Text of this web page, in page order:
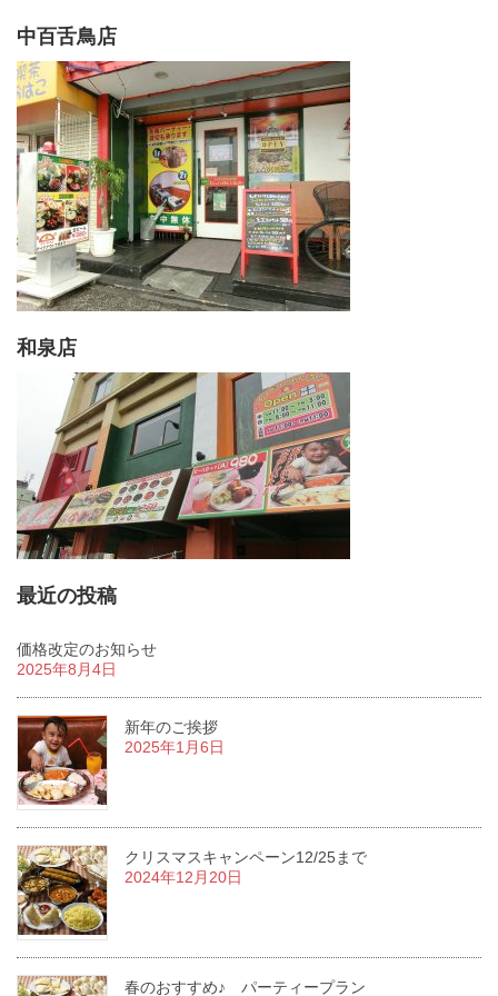
中百舌鳥店
和泉店
最近の投稿
価格改定のお知らせ
2025年8月4日
新年のご挨拶
2025年1月6日
クリスマスキャンペーン12/25まで
2024年12月20日
春のおすすめ♪ パーティープラン